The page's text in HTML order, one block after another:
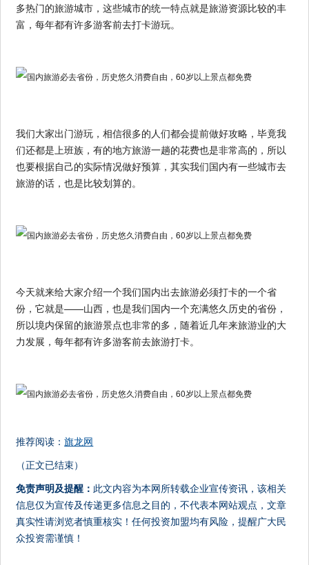
多热门的旅游城市，这些城市的统一特点就是旅游资源比较的丰
富，每年都有许多游客前去打卡游玩。
我们大家出门游玩，相信很多的人们都会提前做好攻略，毕竟我
们还都是上班族，有的地方旅游一趟的花费也是非常高的，所以
也要根据自己的实际情况做好预算，其实我们国内有一些城市去
旅游的话，也是比较划算的。
今天就来给大家介绍一个我们国内出去旅游必须打卡的一个省
份，它就是——山西，也是我们国内一个充满悠久历史的省份，
所以境内保留的旅游景点也非常的多，随着近几年来旅游业的大
力发展，每年都有许多游客前去旅游打卡。
推荐阅读：旗龙网
（正文已结束）
免责声明及提醒： 此文内容为本网所转载企业宣传资讯，该相关
信息仅为宣传及传递更多信息之目的，不代表本网站观点，文章
真实性请浏览者慎重核实！任何投资加盟均有风险，提醒广大民
众投资需谨慎！